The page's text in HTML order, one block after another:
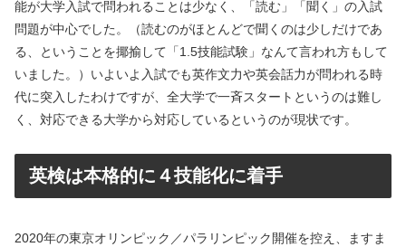
能が大学入試で問われることは少なく、「読む」「聞く」の入試
問題が中心でした。（読むのがほとんどで聞くのは少しだけであ
る、ということを揶揄して「1.5技能試験」なんて言われ方もして
いました。）いよいよ入試でも英作文力や英会話力が問われる時
代に突入したわけですが、全大学で一斉スタートというのは難し
く、対応できる大学から対応しているというのが現状です。
英検は本格的に４技能化に着手
2020年の東京オリンピック／パラリンピック開催を控え、ますま